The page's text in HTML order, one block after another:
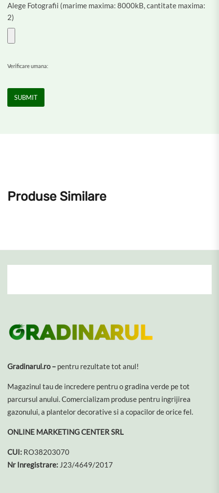
Alege Fotografii (marime maxima: 8000kB, cantitate maxima:
2)
Verificare umana:
Produse Similare
Gradinarul.ro – pentru rezultate tot anul!
Magazinul tau de incredere pentru o gradina verde pe tot
parcursul anului. Comercializam produse pentru ingrijirea
gazonului, a plantelor decorative si a copacilor de orice fel.
ONLINE MARKETING CENTER SRL
CUI: RO38203070
Nr Inregistrare: J23/4649/2017